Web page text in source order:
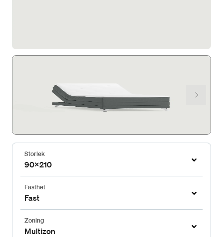
Storlek
90x210
Fasthet
Fast
Zoning
Multizon